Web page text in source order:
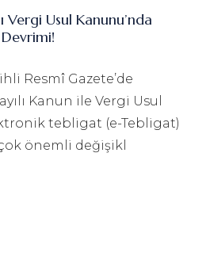
Vergi Usul Kanunu’nda
Resmî Gazete’de
Kanun ile Vergi Usul
tebligat (e-Tebligat)
önemli değişikl